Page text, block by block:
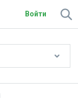
Войти